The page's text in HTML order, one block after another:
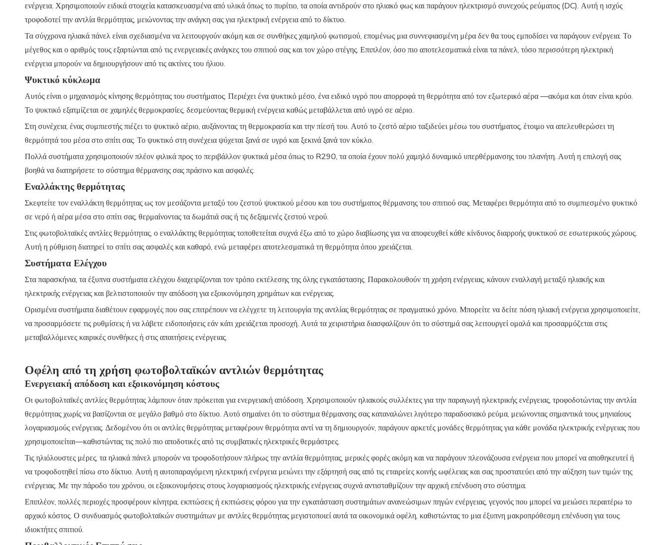
ενέργεια. Χρησιμοποιούν ειδικά στοιχεία κατασκευασμένα από υλικά όπως το πυρίτιο, τα οποία αντιδρούν στο ηλιακό φως και παράγουν ηλεκτρισμό συνεχούς ρεύματος (DC). Αυτή η ισχύς
τροφοδοτεί την αντλία θερμότητας, μειώνοντας την ανάγκη σας για ηλεκτρική ενέργεια από το δίκτυο.
Τα σύγχρονα ηλιακά πάνελ είναι σχεδιασμένα να λειτουργούν ακόμη και σε συνθήκες χαμηλού φωτισμού, επομένως μια συννεφιασμένη μέρα δεν θα τους εμποδίσει να παράγουν ενέργεια. Το
μέγεθος και ο αριθμός τους εξαρτώνται από τις ενεργειακές ανάγκες του σπιτιού σας και τον χώρο στέγης. Επιπλέον, όσο πιο αποτελεσματικά είναι τα πάνελ, τόσο περισσότερη ηλεκτρική
ενέργεια μπορούν να δημιουργήσουν από τις ακτίνες του ήλιου.
Ψυκτικό κύκλωμα
Αυτός είναι ο μηχανισμός κίνησης θερμότητας του συστήματος. Περιέχει ένα ψυκτικό μέσο, ​​ένα ειδικό υγρό που απορροφά τη θερμότητα από τον εξωτερικό αέρα —ακόμα και όταν είναι κρύο.
Το ψυκτικό εξατμίζεται σε χαμηλές θερμοκρασίες, δεσμεύοντας θερμική ενέργεια καθώς μεταβάλλεται από υγρό σε αέριο.
Στη συνέχεια, ένας συμπιεστής πιέζει το ψυκτικό αέριο, αυξάνοντας τη θερμοκρασία και την πίεσή του. Αυτό το ζεστό αέριο ταξιδεύει μέσω του συστήματος, έτοιμο να απελευθερώσει τη
θερμότητά του μέσα στο σπίτι σας. Το ψυκτικό στη συνέχεια ψύχεται ξανά σε υγρό και ξεκινά ξανά τον κύκλο.
Πολλά συστήματα χρησιμοποιούν πλέον φιλικά προς το περιβάλλον ψυκτικά μέσα όπως το R290, τα οποία έχουν πολύ χαμηλό δυναμικό υπερθέρμανσης του πλανήτη. Αυτή η επιλογή σας
βοηθά να διατηρήσετε το σύστημα θέρμανσης σας πράσινο και ασφαλές.
Εναλλάκτης θερμότητας
Σκεφτείτε τον εναλλάκτη θερμότητας ως τον μεσάζοντα μεταξύ του ζεστού ψυκτικού μέσου και του συστήματος θέρμανσης του σπιτιού σας. Μεταφέρει θερμότητα από το συμπιεσμένο ψυκτικό
σε νερό ή αέρα μέσα στο σπίτι σας, θερμαίνοντας τα δωμάτιά σας ή τις δεξαμενές ζεστού νερού.
Στις φωτοβολταϊκές αντλίες θερμότητας, ο εναλλάκτης θερμότητας τοποθετείται συχνά έξω από το χώρο διαβίωσης για να αποφευχθεί κάθε κίνδυνος διαρροής ψυκτικού σε εσωτερικούς χώρους.
Αυτή η ρύθμιση διατηρεί το σπίτι σας ασφαλές και καθαρό, ενώ μεταφέρει αποτελεσματικά τη θερμότητα όπου χρειάζεται.
Συστήματα Ελέγχου
Στα παρασκήνια, τα έξυπνα συστήματα ελέγχου διαχειρίζονται τον τρόπο εκτέλεσης της όλης εγκατάστασης. Παρακολουθούν τη χρήση ενέργειας, κάνουν εναλλαγή μεταξύ ηλιακής και
ηλεκτρικής ενέργειας και βελτιστοποιούν την απόδοση για εξοικονόμηση χρημάτων και ενέργειας.
Ορισμένα συστήματα διαθέτουν εφαρμογές που σας επιτρέπουν να ελέγχετε τη λειτουργία της αντλίας θερμότητας σε πραγματικό χρόνο. Μπορείτε να δείτε πόση ηλιακή ενέργεια χρησιμοποιείτε,
να προσαρμόσετε τις ρυθμίσεις ή να λάβετε ειδοποιήσεις εάν κάτι χρειάζεται προσοχή. Αυτά τα χειριστήρια διασφαλίζουν ότι το σύστημά σας λειτουργεί ομαλά και προσαρμόζεται στις
μεταβαλλόμενες καιρικές συνθήκες ή στις απαιτήσεις ενέργειας.
Οφέλη από τη χρήση φωτοβολταϊκών αντλιών θερμότητας
Ενεργειακή απόδοση και εξοικονόμηση κόστους
Οι φωτοβολταϊκές αντλίες θερμότητας λάμπουν όταν πρόκειται για ενεργειακή απόδοση. Χρησιμοποιούν ηλιακούς συλλέκτες για την παραγωγή ηλεκτρικής ενέργειας, τροφοδοτώντας την αντλία
θερμότητας χωρίς να βασίζονται σε μεγάλο βαθμό στο δίκτυο. Αυτό σημαίνει ότι το σύστημα θέρμανσης σας καταναλώνει λιγότερο παραδοσιακό ρεύμα, μειώνοντας σημαντικά τους μηνιαίους
λογαριασμούς ενέργειας. Δεδομένου ότι οι αντλίες θερμότητας μεταφέρουν θερμότητα αντί να τη δημιουργούν, παράγουν αρκετές μονάδες θερμότητας για κάθε μονάδα ηλεκτρικής ενέργειας που
χρησιμοποιείται—καθιστώντας τις πολύ πιο αποδοτικές από τις συμβατικές ηλεκτρικές θερμάστρες.
Τις ηλιόλουστες μέρες, τα ηλιακά πάνελ μπορούν να τροφοδοτήσουν πλήρως την αντλία θερμότητας, μερικές φορές ακόμη και να παράγουν πλεονάζουσα ενέργεια που μπορεί να αποθηκευτεί ή
να τροφοδοτηθεί πίσω στο δίκτυο. Αυτή η αυτοπαραγόμενη ηλεκτρική ενέργεια μειώνει την εξάρτησή σας από τις εταιρείες κοινής ωφέλειας και σας προστατεύει από την αύξηση των τιμών της
ενέργειας. Με την πάροδο του χρόνου, οι εξοικονομήσεις στους λογαριασμούς ηλεκτρικής ενέργειας συχνά αντισταθμίζουν την αρχική επένδυση στο σύστημα.
Επιπλέον, πολλές περιοχές προσφέρουν κίνητρα, εκπτώσεις ή εκπτώσεις φόρου για την εγκατάσταση συστημάτων ανανεώσιμων πηγών ενέργειας, γεγονός που μπορεί να μειώσει περαιτέρω το
αρχικό κόστος. Ο συνδυασμός φωτοβολταϊκών συστημάτων με αντλίες θερμότητας μεγιστοποιεί αυτά τα οικονομικά οφέλη, καθιστώντας το μια έξυπνη μακροπρόθεσμη επένδυση για τους
ιδιοκτήτες σπιτιού.